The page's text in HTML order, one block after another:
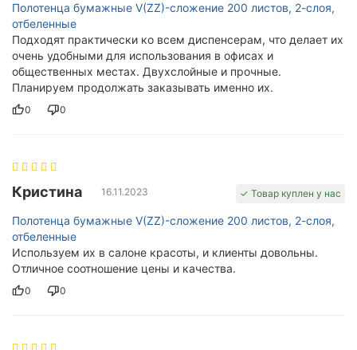
Полотенца бумажные V(ZZ)-сложение 200 листов, 2-слоя,
отбеленные
Подходят практически ко всем диспенсерам, что делает их
очень удобными для использования в офисах и
общественных местах. Двухслойные и прочные.
Планируем продолжать заказывать именно их.
0 0
Кристина 16.11.2023 ✓ Товар куплен у нас
Полотенца бумажные V(ZZ)-сложение 200 листов, 2-слоя,
отбеленные
Используем их в салоне красоты, и клиенты довольны.
Отличное соотношение цены и качества.
0 0